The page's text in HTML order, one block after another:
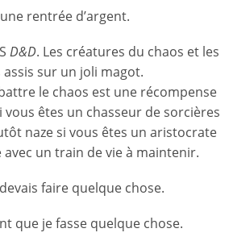
rentrée d’argent.
D&D. Les créatures du chaos et les
sur un joli magot.
le chaos est une récompense
vous êtes un chasseur de sorcières
naze si vous êtes un aristocrate
un train de vie à maintenir.
faire quelque chose.
que je fasse quelque chose.